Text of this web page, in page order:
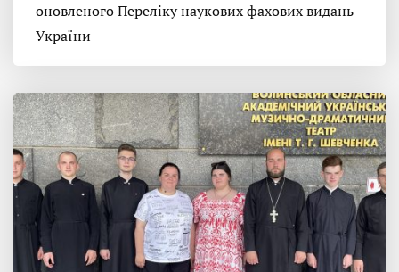
оновленого Переліку наукових фахових видань
України